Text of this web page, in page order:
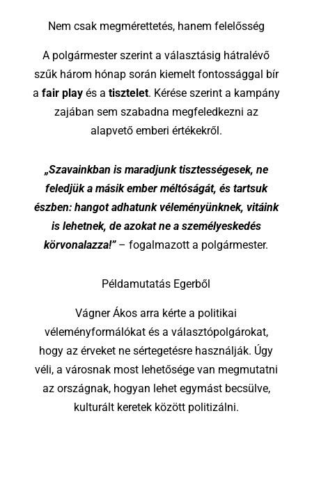
Nem csak megmérettetés, hanem felelősség
A polgármester szerint a választásig hátralévő
szűk három hónap során kiemelt fontossággal bír
a fair playés a tisztelet. Kérése szerint a kampány
zajában sem szabadna megfeledkezni az
alapvető emberi értékekről.
„Szavainkban is maradjunk tisztességesek, ne
feledjük a másik ember méltóságát, és tartsuk
észben: hangot adhatunk véleményünknek, vitáink
is lehetnek, de azokat ne a személyeskedés
körvonalazza!”– fogalmazott a polgármester.
Példamutatás Egerből
Vágner Ákos arra kérte a politikai
véleményformálókat és a választópolgárokat,
hogy az érveket ne sértegetésre használják. Úgy
véli, a városnak most lehetősége van megmutatni
az országnak, hogyan lehet egymást becsülve,
kulturált keretek között politizálni.